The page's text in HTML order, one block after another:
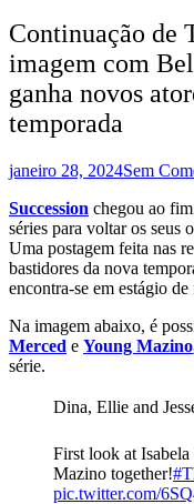
Continuação de
imagem com
ganha novos
temporada
janeiro 28, 2024Sem
Succession chegou ao
séries para voltar os seus
Uma postagem feita nas
bastidores da nova
encontra-se em estágio
Na imagem abaixo, é
Merced e Young Mazino
série.
Dina, Ellie and
First look at
Mazino together!
pic.twitter.com/